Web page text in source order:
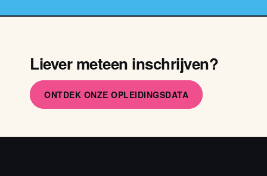
Liever meteen inschrijven?
ONTDEK ONZE OPLEIDINGSDATA